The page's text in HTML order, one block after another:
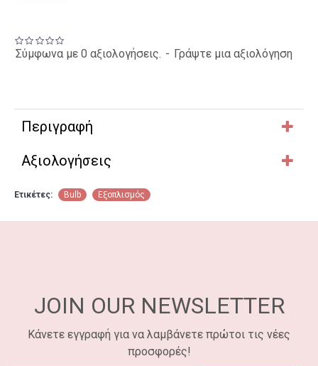
Σύμφωνα με 0 αξιολογήσεις. - Γράψτε μια αξιολόγηση
Περιγραφή
Αξιολογήσεις
Ετικέτες: Bulb Εξοπλισμός
JOIN OUR NEWSLETTER
Κάνετε εγγραφή για να λαμβάνετε πρώτοι τις νέες
προσφορές!